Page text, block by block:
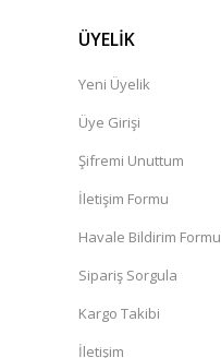
ÜYELİK
Yeni Üyelik
Üye Girişi
Şifremi Unuttum
İletişim Formu
Havale Bildirim Formu
Sipariş Sorgula
Kargo Takibi
İletişim